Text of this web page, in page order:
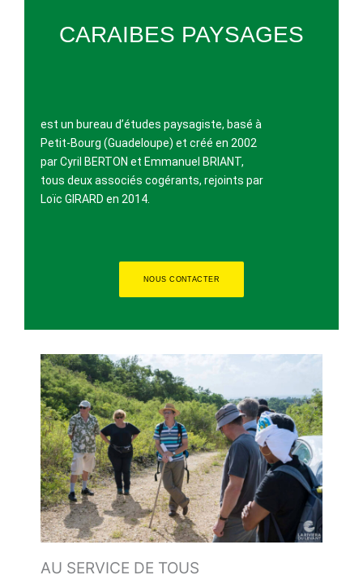
CARAIBES PAYSAGES
est un bureau d’études paysagiste, basé à
Petit-Bourg (Guadeloupe) et créé en 2002
par Cyril BERTON et Emmanuel BRIANT,
tous deux associés cogérants, rejoints par
Loïc GIRARD en 2014.
NOUS CONTACTER
AU SERVICE DE TOUS